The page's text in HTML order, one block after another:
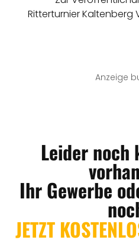
Ritterturnier Kaltenberg
Anzeige
Leider noch
Ihr Gewerbe
JETZT